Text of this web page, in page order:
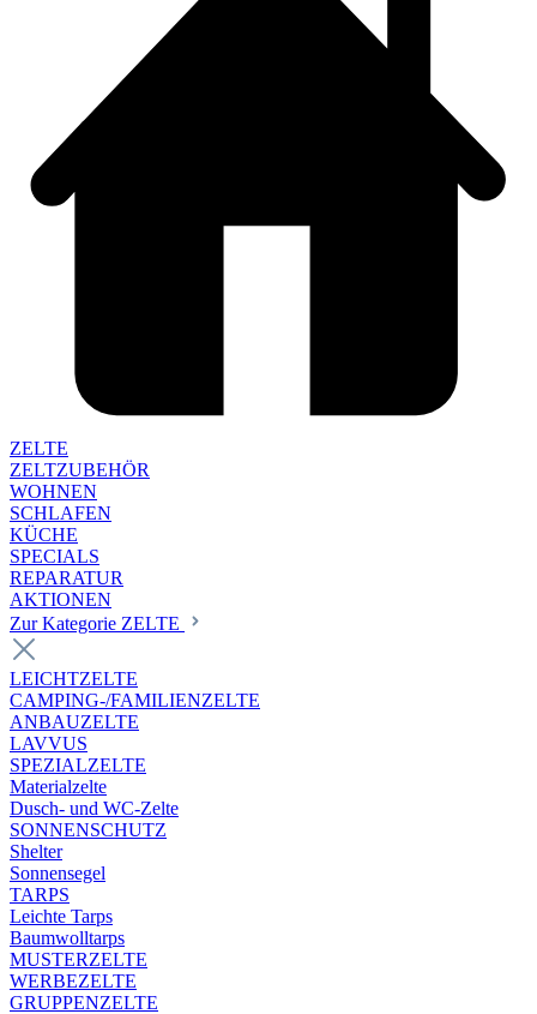
ZELTE
ZELTZUBEHÖR
WOHNEN
SCHLAFEN
KÜCHE
SPECIALS
REPARATUR
AKTIONEN
Zur Kategorie ZELTE
LEICHTZELTE
CAMPING-/FAMILIENZELTE
ANBAUZELTE
LAVVUS
SPEZIALZELTE
Materialzelte
Dusch- und WC-Zelte
SONNENSCHUTZ
Shelter
Sonnensegel
TARPS
Leichte Tarps
Baumwolltarps
MUSTERZELTE
WERBEZELTE
GRUPPENZELTE